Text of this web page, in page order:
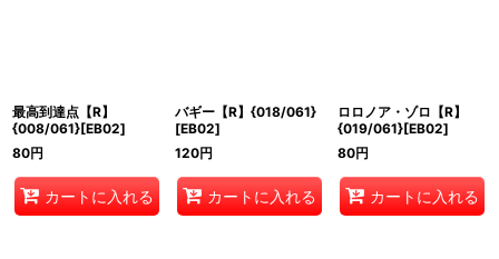
最高到達点【R】
{008/061}[EB02]
80円
カートに入れる
バギー【R】{018/061}
[EB02]
120円
カートに入れる
ロロノア・ゾロ【R】
{019/061}[EB02]
80円
カートに入れる